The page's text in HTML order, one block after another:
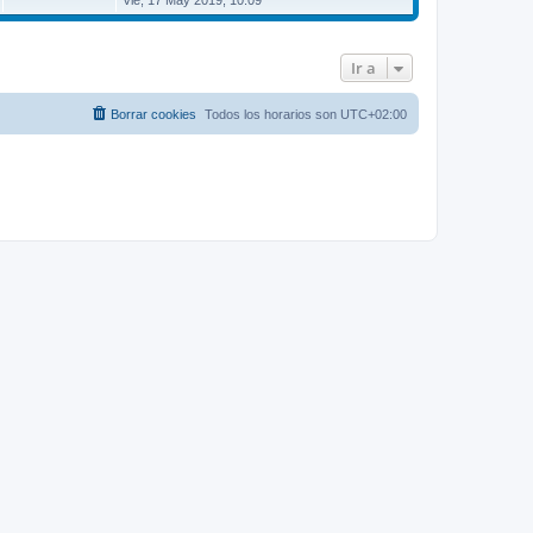
r
m
Ir a
Todos los horarios son UTC+02:00
Borrar cookies